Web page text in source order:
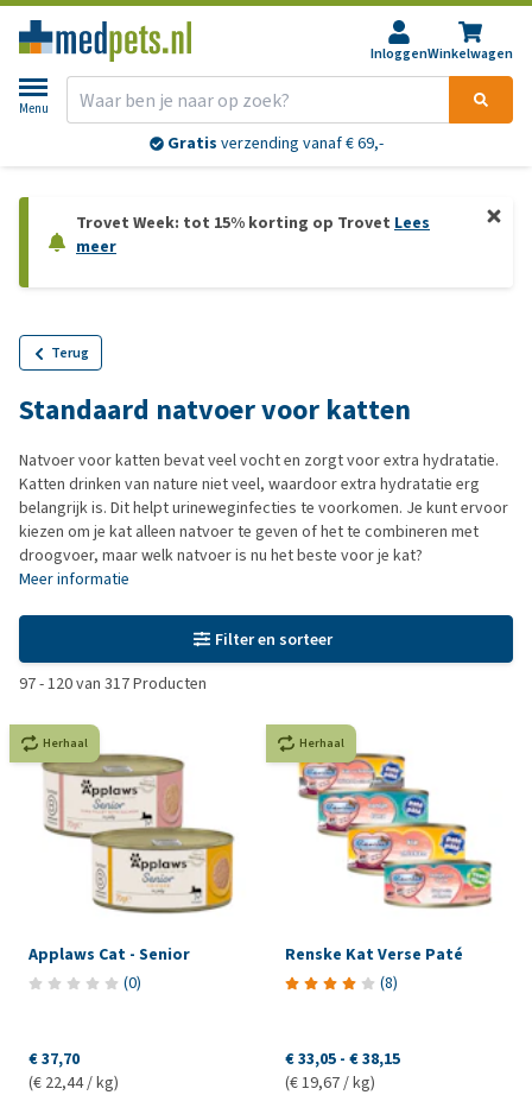
InloggenWinkelwagen
Menu
Gratis verzending vanaf € 69,-
Trovet Week: tot 15% korting op Trovet Lees
meer
Terug
Standaard natvoer voor katten
Natvoer voor katten bevat veel vocht en zorgt voor extra hydratatie.
Katten drinken van nature niet veel, waardoor extra hydratatie erg
belangrijk is. Dit helpt urineweginfecties te voorkomen. Je kunt ervoor
kiezen om je kat alleen natvoer te geven of het te combineren met
droogvoer, maar welk natvoer is nu het beste voor je kat?
Meer informatie
Filter en sorteer
97-120van 317Producten
Herhaal
Applaws Cat - Senior
(0)
€ 37,70
(€ 22,44 / kg)
Herhaal
Renske Kat Verse Paté
(8)
€ 33,05 - € 38,15
(€ 19,67 / kg)